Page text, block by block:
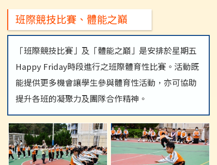
班際競技比賽、體能之巔
「班際競技比賽」及「體能之巔」是安排於星期五
Happy Friday時段進行之班際體育性比賽。活動既
能提供更多機會讓學生參與體育性活動，亦可協助
提升各班的凝聚力及團隊合作精神。